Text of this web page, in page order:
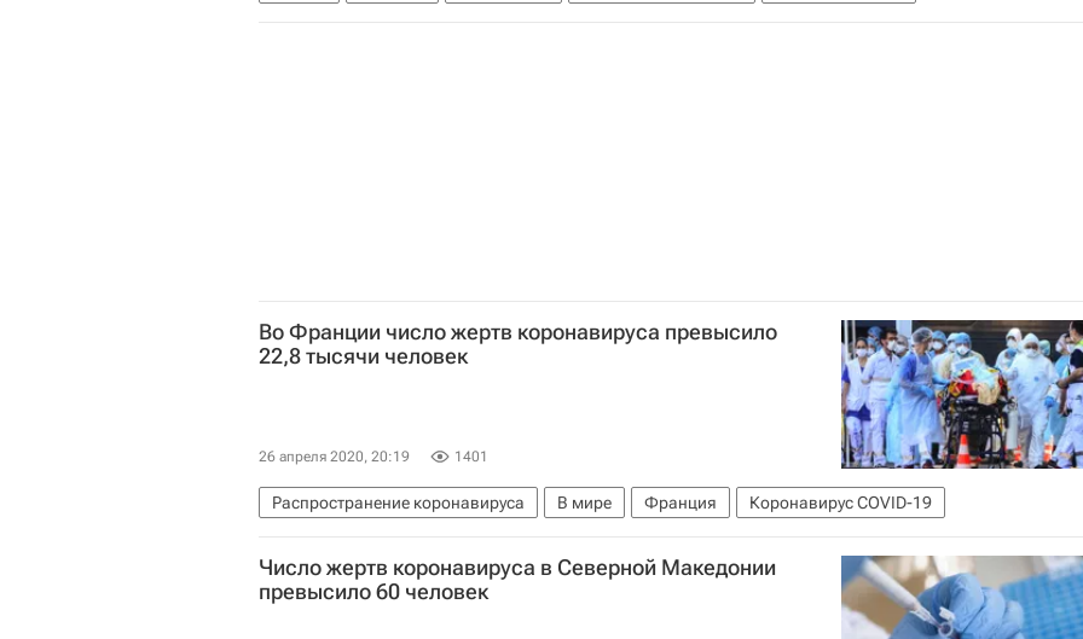
Во Франции число жертв коронавируса превысило
22,8 тысячи человек
26 апреля 2020, 20:19 1401
Распространение коронавируса В мире Франция Коронавирус COVID-19
Число жертв коронавируса в Северной Македонии
превысило 60 человек